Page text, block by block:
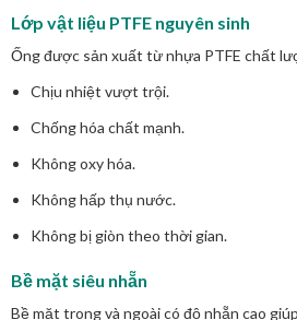
Lớp vật liệu PTFE nguyên sinh
Ống được sản xuất từ nhựa PTFE chất
Chịu nhiệt vượt trội.
Chống hóa chất mạnh.
Không oxy hóa.
Không hấp thụ nước.
Không bị giòn theo thời gian.
Bề mặt siêu nhẵn
Bề mặt trong và ngoài có độ nhẵn cao